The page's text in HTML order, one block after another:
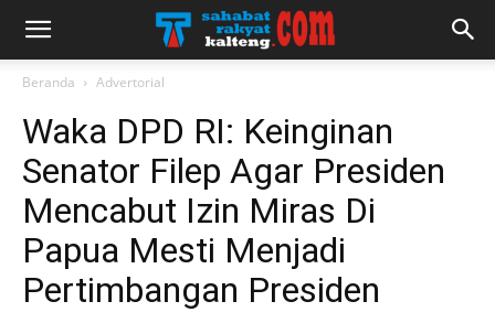
Beranda Advertorial
Waka DPD RI: Keinginan
Senator Filep Agar Presiden
Mencabut Izin Miras Di
Papua Mesti Menjadi
Pertimbangan Presiden